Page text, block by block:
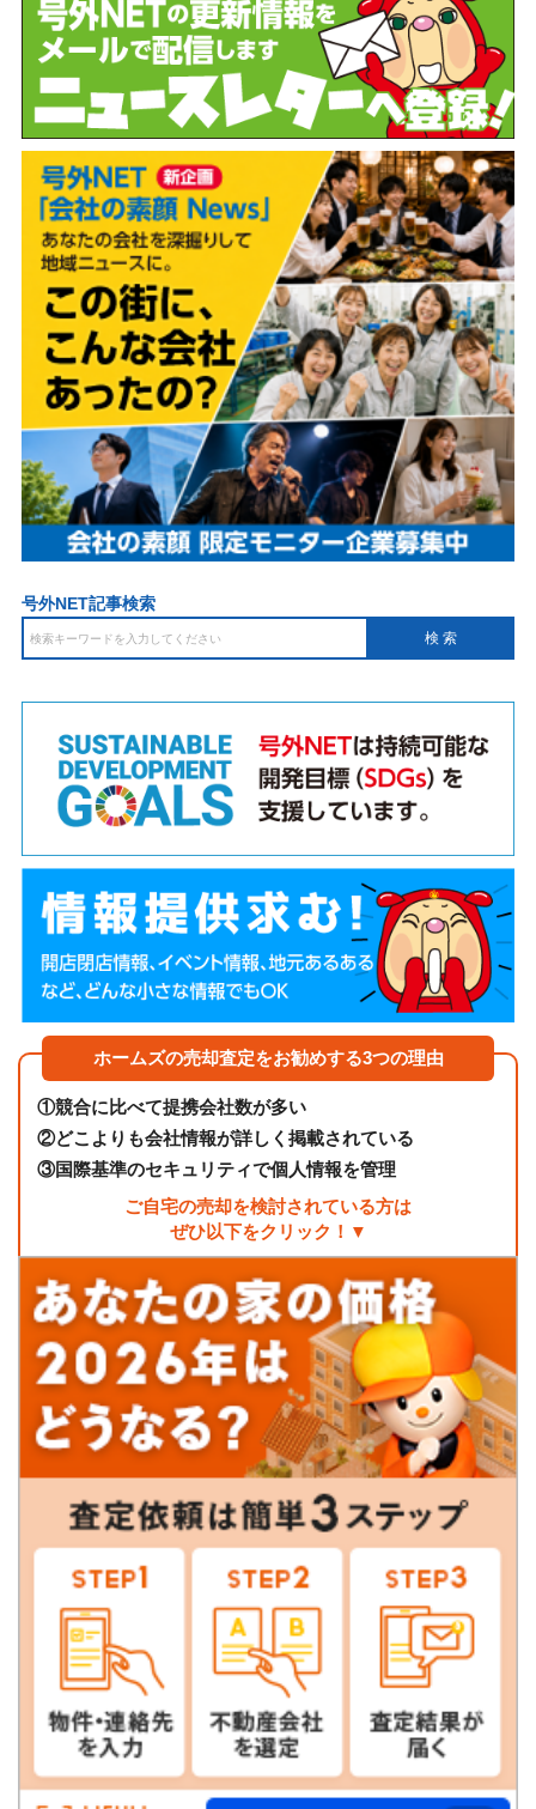
号外NET記事検索
ホームズの売却査定をお勧めする3つの理由
①競合に比べて提携会社数が多い
②どこよりも会社情報が詳しく掲載されている
③国際基準のセキュリティで個人情報を管理
ご自宅の売却を検討されている方は
ぜひ以下をクリック！▼